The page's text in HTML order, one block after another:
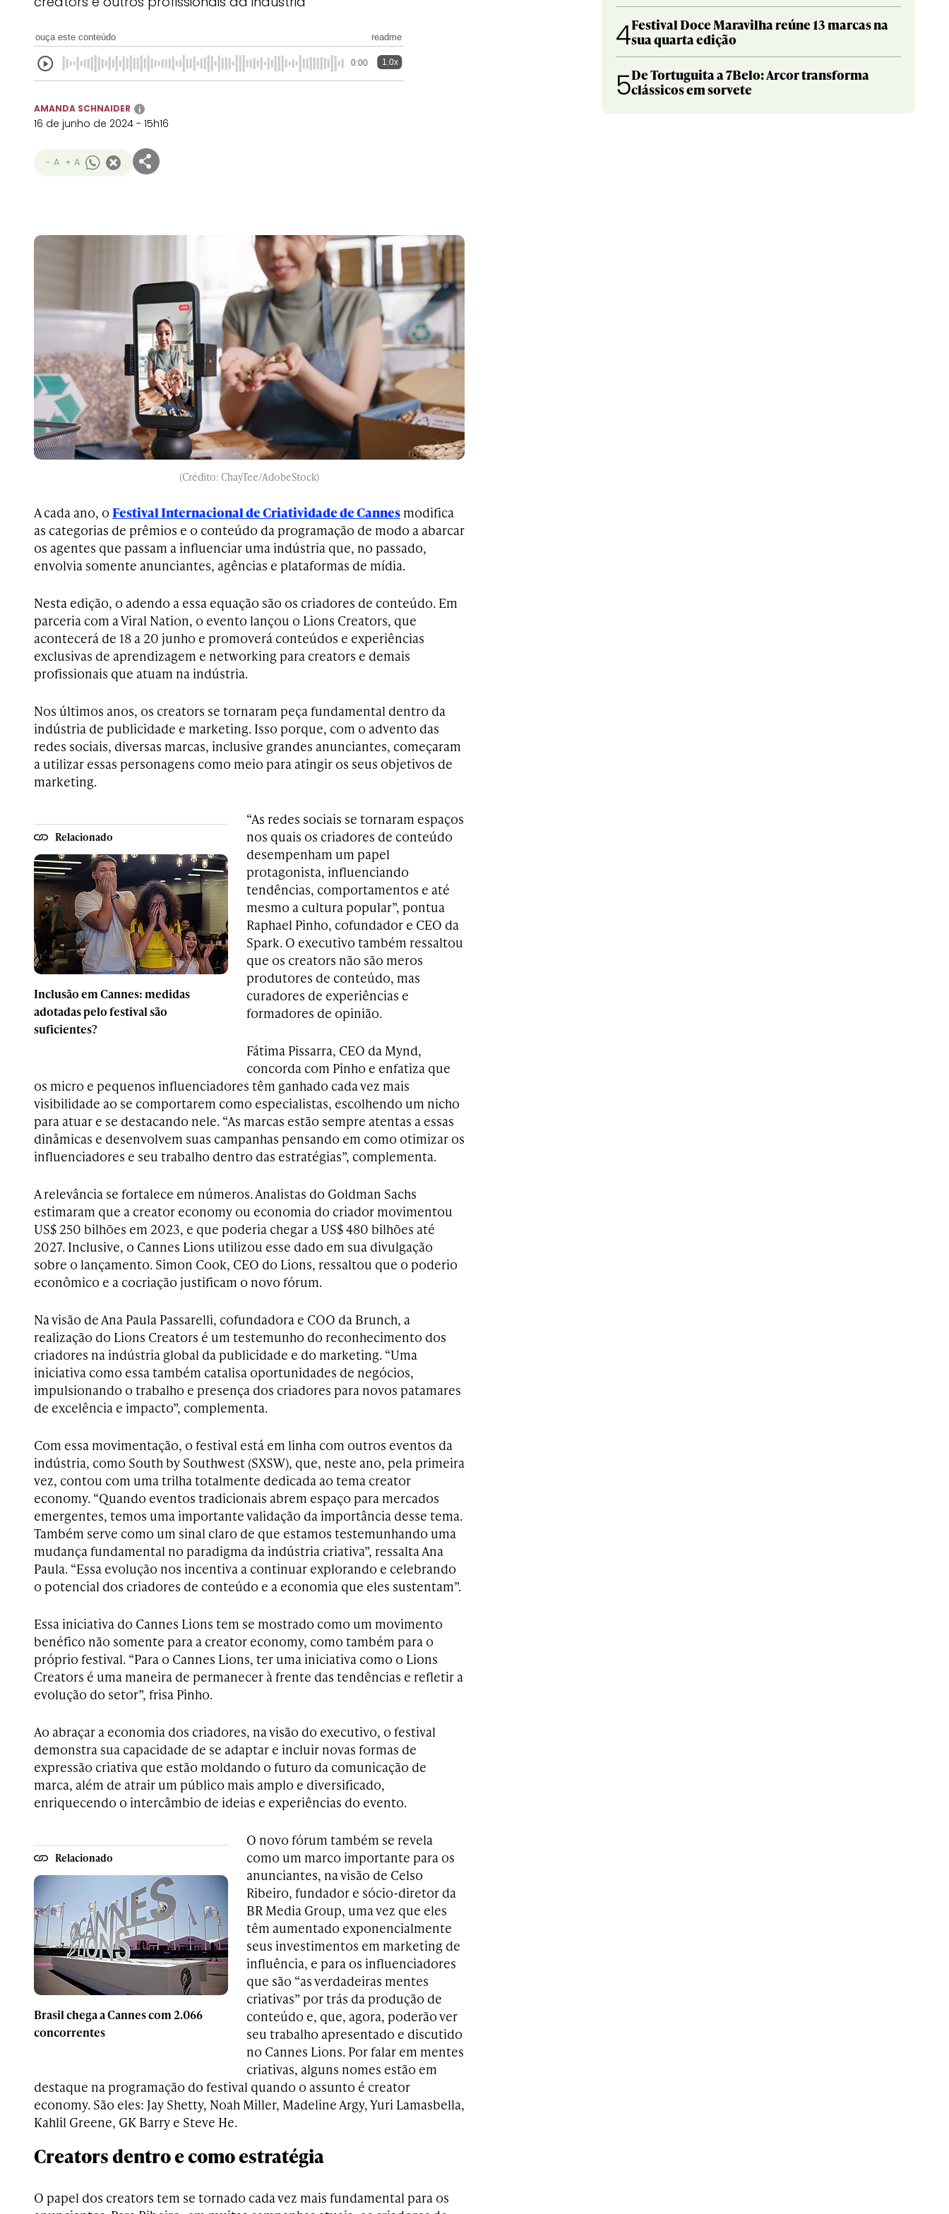
ouça este conteúdo readme
0:00 1.0x
AMANDA SCHNAIDER i
16 de junho de 2024 - 15h16
- A + A
(Crédito: ChayTee/AdobeStock)
A cada ano, o Festival Internacional de Criatividade de Cannes modifica
as categorias de prêmios e o conteúdo da programação de modo a abarcar
os agentes que passam a influenciar uma indústria que, no passado,
envolvia somente anunciantes, agências e plataformas de mídia.
Nesta edição, o adendo a essa equação são os criadores de conteúdo. Em
parceria com a Viral Nation, o evento lançou o Lions Creators, que
acontecerá de 18 a 20 junho e promoverá conteúdos e experiências
exclusivas de aprendizagem e networking para creators e demais
profissionais que atuam na indústria.
Nos últimos anos, os creators se tornaram peça fundamental dentro da
indústria de publicidade e marketing. Isso porque, com o advento das
redes sociais, diversas marcas, inclusive grandes anunciantes, começaram
a utilizar essas personagens como meio para atingir os seus objetivos de
marketing.
Relacionado
Inclusão em Cannes: medidas
adotadas pelo festival são
suficientes?
“As redes sociais se tornaram espaços
nos quais os criadores de conteúdo
desempenham um papel
protagonista, influenciando
tendências, comportamentos e até
mesmo a cultura popular”, pontua
Raphael Pinho, cofundador e CEO da
Spark. O executivo também ressaltou
que os creators não são meros
produtores de conteúdo, mas
curadores de experiências e
formadores de opinião.
Fátima Pissarra, CEO da Mynd,
concorda com Pinho e enfatiza que
os micro e pequenos influenciadores têm ganhado cada vez mais
visibilidade ao se comportarem como especialistas, escolhendo um nicho
para atuar e se destacando nele. “As marcas estão sempre atentas a essas
dinâmicas e desenvolvem suas campanhas pensando em como otimizar os
influenciadores e seu trabalho dentro das estratégias”, complementa.
A relevância se fortalece em números. Analistas do Goldman Sachs
estimaram que a creator economy ou economia do criador movimentou
US$ 250 bilhões em 2023, e que poderia chegar a US$ 480 bilhões até
2027. Inclusive, o Cannes Lions utilizou esse dado em sua divulgação
sobre o lançamento. Simon Cook, CEO do Lions, ressaltou que o poderio
econômico e a cocriação justificam o novo fórum.
Na visão de Ana Paula Passarelli, cofundadora e COO da Brunch, a
realização do Lions Creators é um testemunho do reconhecimento dos
criadores na indústria global da publicidade e do marketing. “Uma
iniciativa como essa também catalisa oportunidades de negócios,
impulsionando o trabalho e presença dos criadores para novos patamares
de excelência e impacto”, complementa.
Com essa movimentação, o festival está em linha com outros eventos da
indústria, como South by Southwest (SXSW), que, neste ano, pela primeira
vez, contou com uma trilha totalmente dedicada ao tema creator
economy. “Quando eventos tradicionais abrem espaço para mercados
emergentes, temos uma importante validação da importância desse tema.
Também serve como um sinal claro de que estamos testemunhando uma
mudança fundamental no paradigma da indústria criativa”, ressalta Ana
Paula. “Essa evolução nos incentiva a continuar explorando e celebrando
o potencial dos criadores de conteúdo e a economia que eles sustentam”.
Essa iniciativa do Cannes Lions tem se mostrado como um movimento
benéfico não somente para a creator economy, como também para o
próprio festival. “Para o Cannes Lions, ter uma iniciativa como o Lions
Creators é uma maneira de permanecer à frente das tendências e refletir a
evolução do setor”, frisa Pinho.
Ao abraçar a economia dos criadores, na visão do executivo, o festival
demonstra sua capacidade de se adaptar e incluir novas formas de
expressão criativa que estão moldando o futuro da comunicação de
marca, além de atrair um público mais amplo e diversificado,
enriquecendo o intercâmbio de ideias e experiências do evento.
Relacionado
Brasil chega a Cannes com 2.066
concorrentes
O novo fórum também se revela
como um marco importante para os
anunciantes, na visão de Celso
Ribeiro, fundador e sócio-diretor da
BR Media Group, uma vez que eles
têm aumentado exponencialmente
seus investimentos em marketing de
influência, e para os influenciadores
que são “as verdadeiras mentes
criativas” por trás da produção de
conteúdo e, que, agora, poderão ver
seu trabalho apresentado e discutido
no Cannes Lions. Por falar em mentes
criativas, alguns nomes estão em
destaque na programação do festival quando o assunto é creator
economy. São eles: Jay Shetty, Noah Miller, Madeline Argy, Yuri Lamasbella,
Kahlil Greene, GK Barry e Steve He.
Creators dentro e como estratégia
O papel dos creators tem se tornado cada vez mais fundamental para os
4Festival Doce Maravilha reúne 13 marcas na
sua quarta edição
5De Tortuguita a 7Belo: Arcor transforma
clássicos em sorvete